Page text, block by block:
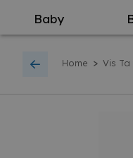
Baby
Home > Vis Ta